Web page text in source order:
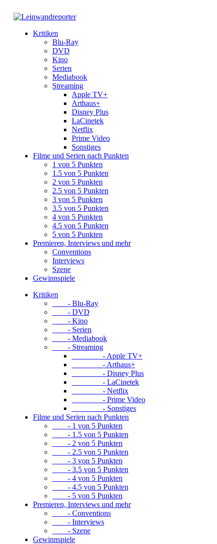
Kritiken
Blu-Ray
DVD
Kino
Serien
Mediabook
Streaming
Apple TV+
Arthaus+
Disney Plus
LaCinetek
Netflix
Prime Video
Sonstiges
Filme und Serien nach Punkten
1 von 5 Punkten
1.5 von 5 Punkten
2 von 5 Punkten
2.5 von 5 Punkten
3 von 5 Punkten
3.5 von 5 Punkten
4 von 5 Punkten
4.5 von 5 Punkten
5 von 5 Punkten
Premieren, Interviews und mehr
Conventions
Interviews
Szene
Gewinnspiele
Kritiken
- Blu-Ray
- DVD
- Kino
- Serien
- Mediabook
- Streaming
- Apple TV+
- Arthaus+
- Disney Plus
- LaCinetek
- Netflix
- Prime Video
- Sonstiges
Filme und Serien nach Punkten
- 1 von 5 Punkten
- 1.5 von 5 Punkten
- 2 von 5 Punkten
- 2.5 von 5 Punkten
- 3 von 5 Punkten
- 3.5 von 5 Punkten
- 4 von 5 Punkten
- 4.5 von 5 Punkten
- 5 von 5 Punkten
Premieren, Interviews und mehr
- Conventions
- Interviews
- Szene
Gewinnspiele